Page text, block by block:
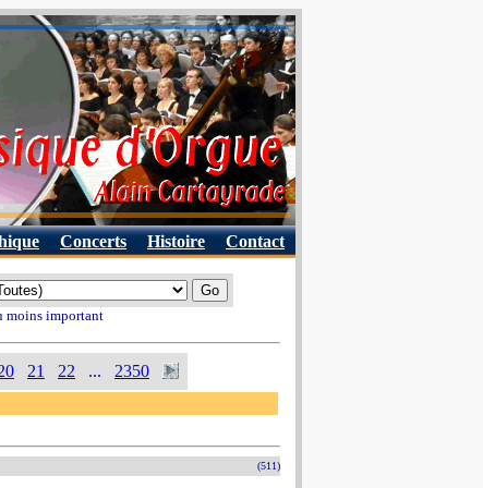
Concerts Histoire Contact
moins important
21 22 ... 2350
(511)